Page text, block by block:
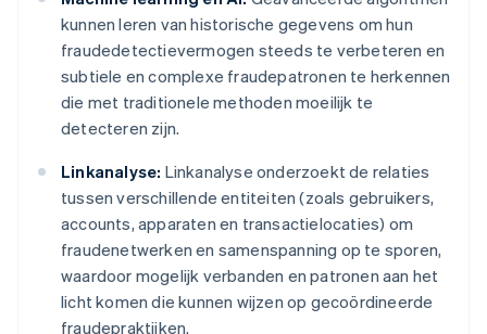
kunnen leren van historische gegevens om hun
fraudedetectievermogen steeds te verbeteren en
subtiele en complexe fraudepatronen te herkennen
die met traditionele methoden moeilijk te
detecteren zijn.
Linkanalyse: Linkanalyse onderzoekt de relaties
tussen verschillende entiteiten (zoals gebruikers,
accounts, apparaten en transactielocaties) om
fraudenetwerken en samenspanning op te sporen,
waardoor mogelijk verbanden en patronen aan het
licht komen die kunnen wijzen op gecoördineerde
fraudepraktijken.